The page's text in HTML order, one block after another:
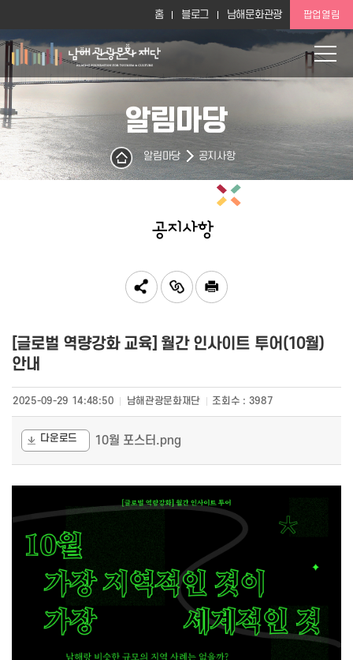
홈 블로그 남해문화관광 팝업열림
알림마당
알림마당 공지사항
공지사항
[글로벌 역량강화 교육] 월간 인사이트 투어(10월)
안내
2025-09-29 14:48:50 남해관광문화재단 조회수 : 3987
다운로드 10월 포스터.png